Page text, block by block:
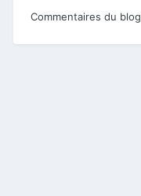
Commentaires du blog